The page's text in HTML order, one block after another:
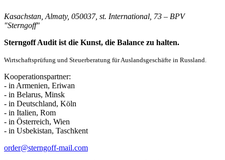
Kasachstan, Almaty, 050037, st. International, 73 – BPV
"Sterngoff"
Sterngoff Audit ist die Kunst, die Balance zu halten.
Wirtschaftsprüfung und Steuerberatung für Auslandsgeschäfte in Russland.
Kooperationspartner:
- in Armenien, Eriwan
- in Belarus, Minsk
- in Deutschland, Köln
- in Italien, Rom
- in Österreich, Wien
- in Usbekistan, Taschkent
order@sterngoff-mail.com